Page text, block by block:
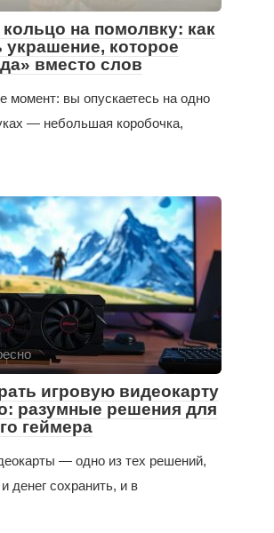
на помолвку: как
украшение, которое
вместо слов
момент: вы опускаетесь на одно
— небольшая коробочка,
игровую видеокарту
разумные решения для
геймера
— одно из тех решений,
и денег сохранить, и в